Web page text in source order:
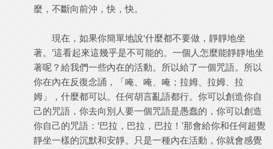
麼，不斷向前沖，快，快。
現在，如果你簡單地說‘什麼都不要做，靜靜地坐
著。’這看起來這幾乎是不可能的。一個人怎麼能靜靜地坐
著呢？給我們一些內在的活動。所以給了一個咒語。所以
你在內在反復念誦，「唵、唵、唵；拉姆、拉姆、拉
姆」，什麼都可以。任何胡言亂語都行。你可以創造你自
己的咒語，你去向別人要一個咒語是愚蠢的，你可以創造
你自己的咒語：‘巴拉，巴拉，巴拉！’那會給你和任何超覺
靜坐一樣的沉默和安靜。只是一種內在活動，你就會感覺